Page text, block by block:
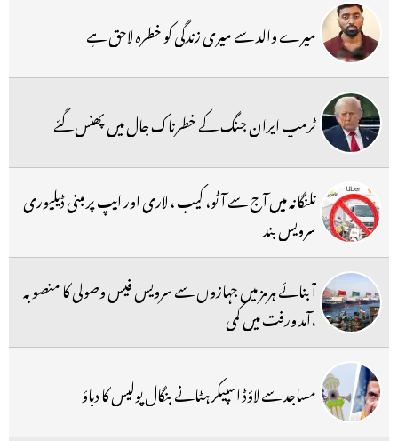
میرے والد سے میری زندگی کو خطرہ لاحق ہے
ٹرمپ ایران جنگ کے خطرناک جال میں پھنس گئے
تلنگانہ میں آج سے آٹو، کیب ، لاری اور ایپ پر مبنی ڈیلیوری
سرویس بند
آبنائے ہرمز میں جہازوں سے سرویس فیس وصولی کا منصوبہ
،آمد ورفت میں کمی
مساجد سے لاؤڈ اسپیکر ہٹانے بنگال پولیس کا دباؤ